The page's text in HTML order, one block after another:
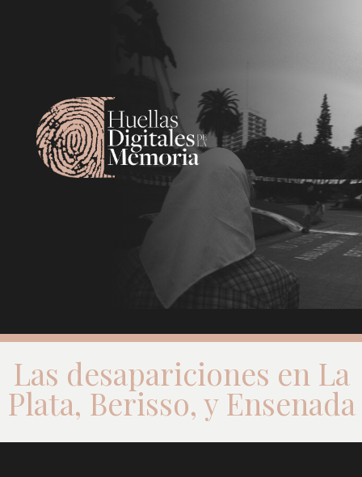
Las desapariciones en La
Plata, Berisso, y Ensenada